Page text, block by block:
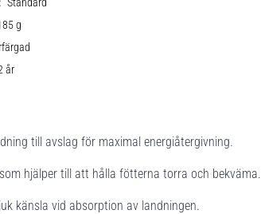
Standard
g
år
till avslag för maximal energiåtergivning.
hjälper till att hålla fötterna torra och bekväma.
känsla vid absorption av landningen.